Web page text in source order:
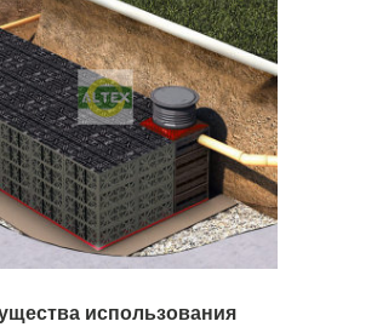
использования